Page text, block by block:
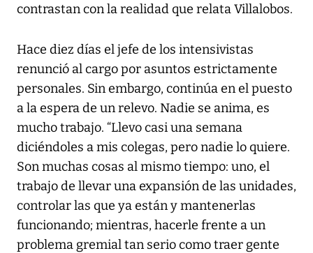
contrastan con la realidad que relata Villalobos.
Hace diez días el jefe de los intensivistas
renunció al cargo por asuntos estrictamente
personales. Sin embargo, continúa en el puesto
a la espera de un relevo. Nadie se anima, es
mucho trabajo. “Llevo casi una semana
diciéndoles a mis colegas, pero nadie lo quiere.
Son muchas cosas al mismo tiempo: uno, el
trabajo de llevar una expansión de las unidades,
controlar las que ya están y mantenerlas
funcionando; mientras, hacerle frente a un
problema gremial tan serio como traer gente